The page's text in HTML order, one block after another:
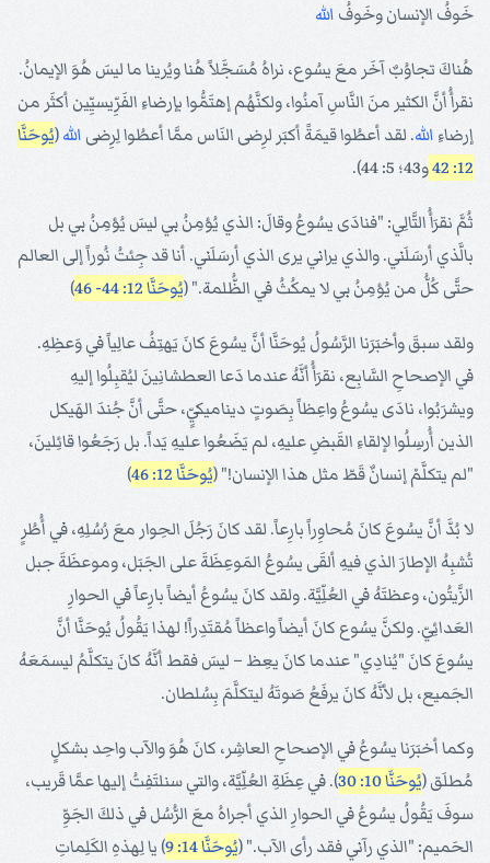
خَوفُ الإنسان وخَوفُ الله
هُناكَ تجاوُبٌ آخَر معَ يسُوع، نراهُ مُسَجَّلاً هُنا ويُرينا ما ليسَ هُوَ الإيمانُ.
نقرأُ أنَّ الكثير منَ النَّاسِ آمنُوا، ولكنَّهُم إهتَمُّوا بإرضاءِ الفَرِّيسيِّين أكثَر من
إرضاءِ الله. لقد أعطُوا قيمَةً أكبَر لرِضى النَاس ممَّا أعطُوا لِرِضى الله(يُوحَنَّا
12: 42
و43؛ 5: 44).
ثُمَّ نقرَأُ التَّالِي: "فنادَى يسُوعُ وقالَ: الذي يُؤمِنُ بي ليسَ يُؤمِنُ بي بل
بالَّذي أرسَلَني. والذي يراني يرى الذي أرسَلَني. أنا قد جِئتُ نُوراً إلى العالم
حتَّى كُلُّ من يُؤمِنُ بي لا يمكُثُ في الظُّلمة." (يُوحَنَّا 12: 44- 46 )
ولقد سبقَ وأخبَرَنا الرَّسُولُ يُوحَنَّا أنَّ يسُوعَ كانَ يَهتِفُ عالِياً في وَعظِهِ.
في الإصحاحِ السَّابِع، نقرَأُ أنَّهُ عندما دَعا العطشانِينَ ليُقبِلُوا إليهِ
ويشرَبُوا، نادَى يسُوعُ واعِظاً بِصَوتٍ ديناميكيٍّ، حتَّى أنَّ جُندَ الهَيكل
الذين أُرسِلُوا لإلقاءِ القَبضِ عليهِ، لم يَضَعُوا عليهِ يَداً. بل رَجَعُوا قائِلينَ،
"لم يتكلَّمْ إنسانٌ قَطّ مثل هذا الإنسان!" (يُوحَنَّا 12: 46 )
لا بُدَّ أنَّ يسُوعَ كانَ مُحاوِراً بارِعاً. لقد كانَ رَجُلَ الحِوار معَ رُسُلِهِ، في أُطُرٍ
تُشبِهُ الإطارَ الذي فيهِ ألقَى يسُوعُ المَوعِظَةَ على الجَبَل، وموعظَةَ جبل
الزَّيتُون، وعظتَهُ في العُلِّيَّة. ولقد كانَ يسُوعُ أيضاً بارِعاً في الحوارِ
العَدائِيّ. ولكنَّ يسُوع كانَ أيضاً واعظاً مُقتَدِراً! لهذا يَقُولُ يُوحَنَّا أنَّ
يسُوعَ كانَ "يُنادِي" عندما كانَ يعِظ – ليسَ فقط أنَّهُ كانَ يتكلَّمُ ليسمَعَهُ
الجَميع، بل لأنَّهُ كانَ يرفَعُ صَوتَهُ ليتكلَّمَ بِسُلطان.
وكما أخبَرَنا يسُوعُ في الإصحاحِ العاشِر، كانَ هُوَ والآب واحِد بشكلٍ
مُطلَق (يُوحَنَّا 10: 30
). في عِظَةِ العُلِّيَّة، والتي سنلتَفِتُ إليها عمَّا قَريب،
سوفَ يَقُولُ يسُوعُ في الحوارِ الذي أجراهُ معَ الرُّسُل في ذلكَ الجَوِّ
الحَميم: "الذي رآني فقد رأى الآب." (يُوحَنَّا 14: 9 ) يا لِهذهِ الكَلِماتِ